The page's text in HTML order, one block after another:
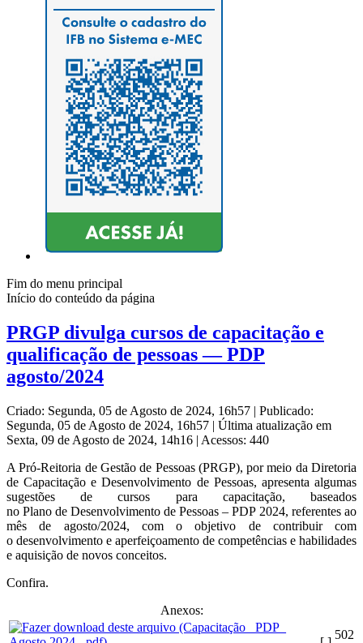
Fim do menu principal
Início do conteúdo da página
PRGP divulga cursos de capacitação e
qualificação de pessoas — PDP
agosto/2024
Criado: Segunda, 05 de Agosto de 2024, 16h57 | Publicado:
Segunda, 05 de Agosto de 2024, 16h57 | Última atualização em
Sexta, 09 de Agosto de 2024, 14h16 | Acessos: 440
A Pró-Reitoria de Gestão de Pessoas (PRGP), por meio da Diretoria
de Capacitação e Desenvolvimento de Pessoas, apresenta algumas
sugestões de cursos para capacitação, baseados
no Plano de Desenvolvimento de Pessoas – PDP 2024, referentes ao
mês de agosto/2024, com o objetivo de contribuir com
o desenvolvimento e aperfeiçoamento de competências e habilidades
e aquisição de novos conceitos.
Confira.
Anexos:
502